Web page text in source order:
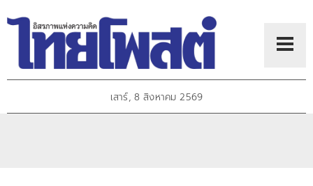
เสาร์, 8 สิงหาคม 2569